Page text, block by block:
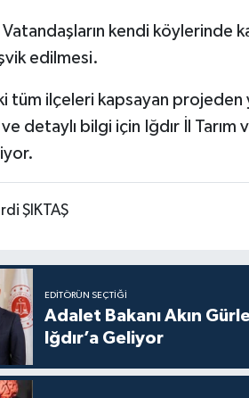
Vatandaşların kendi köylerinde
edilmesi.
tüm ilçeleri kapsayan
detaylı bilgi için Iğdır İl
ŞIKTAŞ
EDITÖRÜN SEÇTIĞI
Adalet Bakanı Akın
Iğdır’a Geliyor